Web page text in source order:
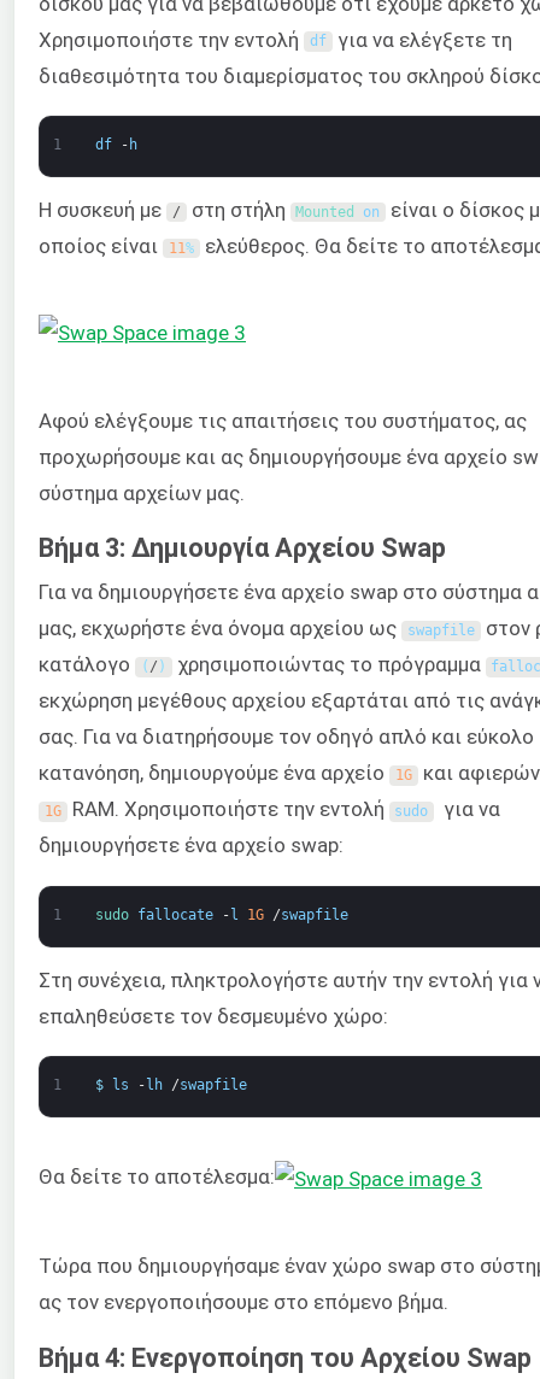
Χρησιμοποιήστε την εντολή
df για να ελέγξετε τη
διαθεσιμότητα του διαμερίσματος του σκληρού
1 df - h
Η συσκευή με / στη στήλη Mounted on
είναι ο δίσκος
οποίος είναι
11% ελεύθερος. Θα δείτε το
Αφού ελέγξουμε τις απαιτήσεις του συστήματος, ας
προχωρήσουμε και ας δημιουργήσουμε ένα αρχείο
σύστημα αρχείων μας.
Βήμα 3: Δημιουργία Αρχείου Swap
Για να δημιουργήσετε ένα αρχείο swap στο σύστημα
μας, εκχωρήστε ένα όνομα αρχείου ως
swapfile στον
κατάλογο
( / ) χρησιμοποιώντας το πρόγραμμα
εκχώρηση μεγέθους αρχείου εξαρτάται από τις
σας. Για να διατηρήσουμε τον οδηγό απλό και εύκολο
κατανόηση, δημιουργούμε ένα αρχείο
1G και
1G RAM. Χρησιμοποιήστε την εντολή sudo
για να
δημιουργήσετε ένα αρχείο swap:
1 sudo fallocate -l 1G /swapfile
Στη συνέχεια, πληκτρολογήστε αυτήν την εντολή για
επαληθεύσετε τον δεσμευμένο χώρο:
1 $ ls - lh /swapfile
Θα δείτε το αποτέλεσμα:
Τώρα που δημιουργήσαμε έναν χώρο swap στο
ας τον ενεργοποιήσουμε στο επόμενο βήμα.
Βήμα 4: Ενεργοποίηση του Αρχείου Swap